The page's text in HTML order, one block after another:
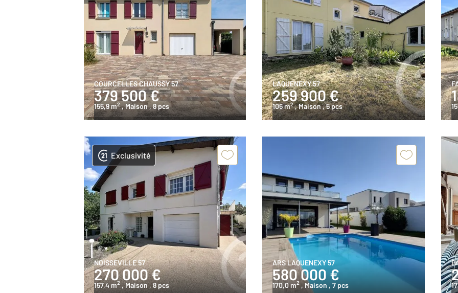
COURCELLES CHAUSSY 57
379 500 €
155,9 m2 , Maison, 8 pcs
LAQUENEXY 57
259 900 €
106 m2 , Maison, 5 pcs
Exclusivité
NOISSEVILLE 57
270 000 €
157,4 m2 , Maison, 8 pcs
ARS LAQUENEXY 57
580 000 €
170,0 m2 , Maison , 7 pcs